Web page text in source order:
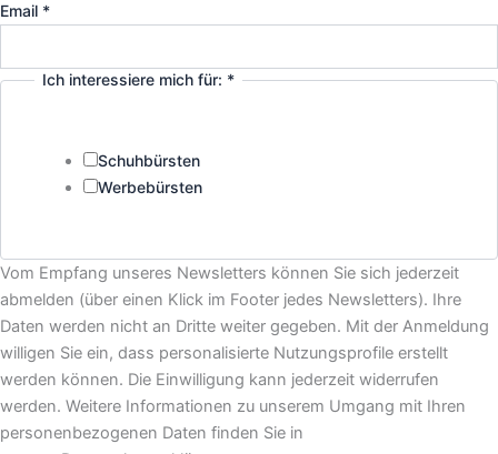
Email *
Ich interessiere mich für: *
Schuhbürsten
Werbebürsten
Ich
interessiere
Name
Vom Empfang unseres Newsletters können Sie sich jederzeit
abmelden (über einen Klick im Footer jedes Newsletters). Ihre
Daten werden nicht an Dritte weiter gegeben. Mit der Anmeldung
willigen Sie ein, dass personalisierte Nutzungsprofile erstellt
werden können. Die Einwilligung kann jederzeit widerrufen
werden. Weitere Informationen zu unserem Umgang mit Ihren
personenbezogenen Daten finden Sie in